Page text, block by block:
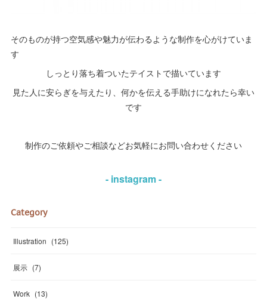
そのものが持つ空気感や魅力が伝わるような制作を心がけていま
す
しっとり落ち着ついたテイストで描いています
見た人に安らぎを与えたり、何かを伝える手助けになれたら幸い
です
制作のご依頼やご相談などお気軽にお問い合わせください
- instagram -
Category
Illustration (125)
展示 (7)
Work (13)